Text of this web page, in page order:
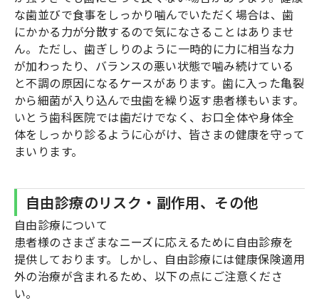
な歯並びで食事をしっかり噛んでいただく場合は、歯
にかかる力が分散するので気になさることはありませ
ん。ただし、歯ぎしりのように一時的に力に相当な力
が加わったり、バランスの悪い状態で噛み続けている
と不調の原因になるケースがあります。歯に入った亀裂
から細菌が入り込んで虫歯を繰り返す患者様もいます。
いとう歯科医院では歯だけでなく、お口全体や身体全
体をしっかり診るように心がけ、皆さまの健康を守って
まいります。
自由診療のリスク・副作用、その他
自由診療について
患者様のさまざまなニーズに応えるために自由診療を
提供しております。しかし、自由診療には健康保険適用
外の治療が含まれるため、以下の点にご注意くださ
い。